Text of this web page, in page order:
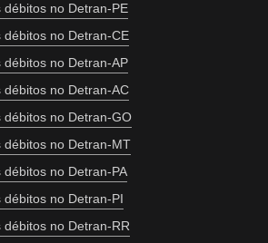
débitos no Detran-PE
débitos no Detran-CE
débitos no Detran-AP
débitos no Detran-AC
débitos no Detran-GO
débitos no Detran-MT
débitos no Detran-PA
débitos no Detran-PI
débitos no Detran-RR